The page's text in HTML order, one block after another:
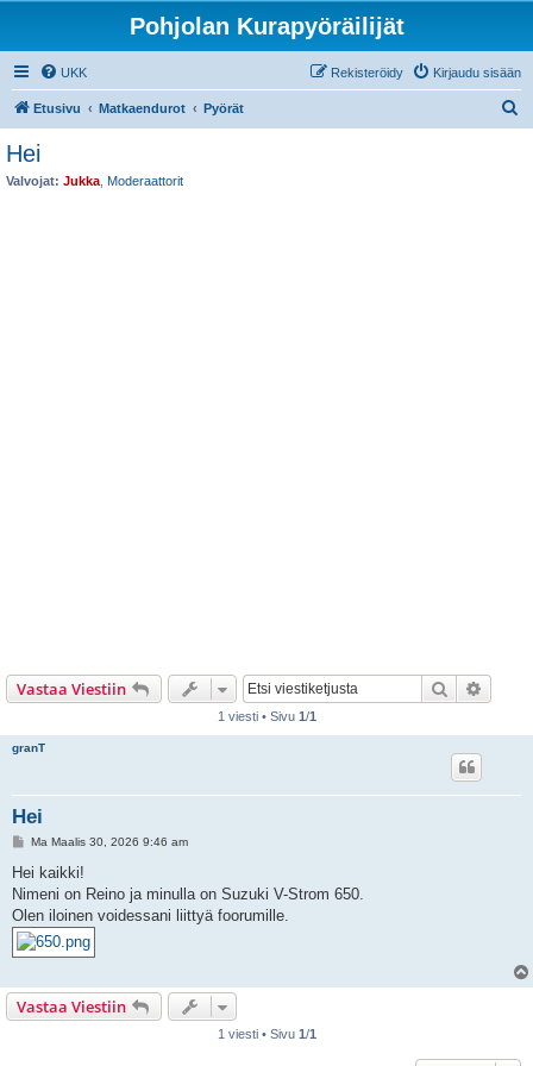
Pohjolan Kurapyöräilijät
UKK Kirjaudu sisään
Rekisteröidy
Etusivu Matkaendurot Pyörät
Hei
Valvojat: Jukka Moderaattorit
Vastaa Viestiin Etsi
1 viesti • Sivu 1/1
granT
Hei
V
e
t
i
Ma Maalis 30, 2026 9:46 am
Hei kaikki!
Nimeni on Reino ja minulla on Suzuki V-Strom 650.
Olen iloinen voidessani liittyä foorumille.
Vastaa Viestiin
1 viesti • Sivu 1/1